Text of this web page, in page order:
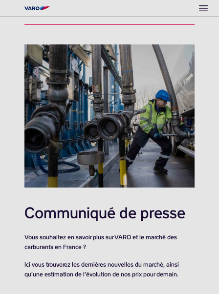
Communiqué de presse
Vous souhaitez en savoir plus sur VARO et le marché des
carburants en France ?
Ici vous trouverez les dernières nouvelles du marché, ainsi
qu’une estimation de l’évolution de nos prix pour demain.